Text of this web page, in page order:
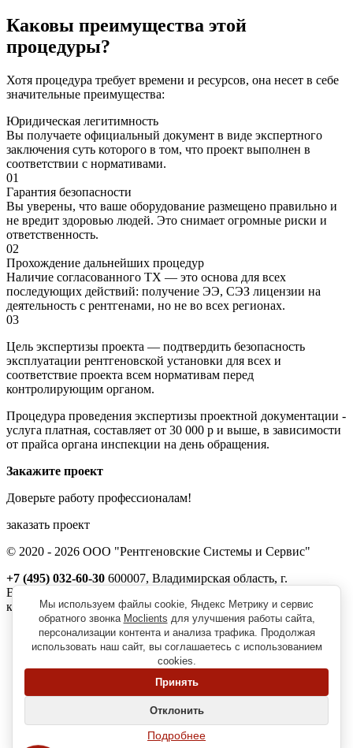
Каковы преимущества этой
процедуры?
Хотя процедура требует времени и ресурсов, она несет в себе
значительные преимущества:
Юридическая легитимность
Вы получаете официальный документ в виде экспертного
заключения суть которого в том, что проект выполнен в
соответствии с нормативами.
01
Гарантия безопасности
Вы уверены, что ваше оборудование размещено правильно и
не вредит здоровью людей. Это снимает огромные риски и
ответственность.
02
Прохождение дальнейших процедур
Наличие согласованного ТХ — это основа для всех
последующих действий: получение ЭЭ, СЭЗ лицензии на
деятельность с рентгенами, но не во всех регионах.
03
Цель экспертизы проекта — подтвердить безопасность
эксплуатации рентгеновской установки для всех и
соответствие проекта всем нормативам перед
контролирующим органом.
Процедура проведения экспертизы проектной документации -
услуга платная, составляет от 30 000 р и выше, в зависимости
от прайса органа инспекции на день обращения.
Закажите проект
Доверьте работу профессионалам!
заказать проект
© 2020 - 2026 ООО "Рентгеновские Системы и Сервис"
+7 (495) 032-60-30 600007, Владимирская область, г.
Владимир, ул. Северная, д. 1м,
корп. 11, пом. 41
Реквизиты
Политика обработки персональных данных
Пользовательское соглашение
Согласие на получение рекламно-информационной рассылки
Мы используем файлы cookie, Яндекс Метрику и сервис
обратного звонка Moclients для улучшения работы сайта,
персонализации контента и анализа трафика. Продолжая
использовать наш сайт, вы соглашаетесь с использованием
cookies.
Принять
Отклонить
Подробнее